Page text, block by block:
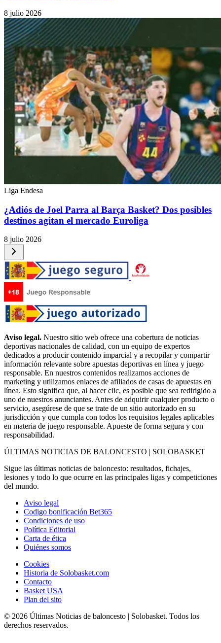
8 julio 2026
Liga Endesa
¿Adiós de Joel Parra al Barça Basket? Dos posibles
destinos agitan el mercado Euroliga
8 julio 2026
Aviso legal. Nuestro sitio web ofrece una cobertura de noticias
deportivas nacionales de calidad, con un equipo de expertos
dedicados a producir contenido imparcial y a recopilar y compartir
información relevante sobre apuestas deportivas en línea y juego
responsable. En nuestros contenidos realizamos acciones de
marketing y utilizamos enlaces de afiliados de casas de apuestas en
línea. Esto significa que, al hacer clic, es posible que sea redirigido a
uno de nuestros anunciantes. Antes de adquirir cualquier producto o
servicio, asegúrese de que se trate de un sitio autorizado en su
jurisdicción y que cumpla con todos los requisitos legales aplicables
en materia de juego responsable. Apueste de forma segura y con
responsabilidad.
ÚLTIMAS NOTICIAS DE BALONCESTO | SOLOBASKET
Sigue las últimas noticias de baloncesto: resultados, fichajes,
lesiones y todo lo que ocurre en las principales ligas y competiciones
del mundo.
Aviso legal
Codigo bonificación Bet365
Condiciones de uso
Política Editorial
Carta de ética
Quiénes somos
Cookies
Historia de Solobasket.com
Contacto
Basket USA
Plan del sito
© 2026 Últimas Noticias de baloncesto | Solobasket. Todos los
derechos reservados.